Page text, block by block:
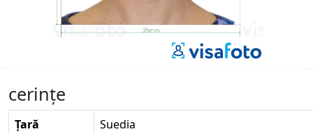
cerinţe
Țară Suedia